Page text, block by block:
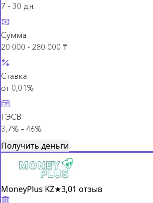
7 – 30 дн.
Сумма
20 000 - 280 000 ₸
Ставка
от 0,01%
ГЭСВ
3,7% – 46%
Получить деньги
MoneyPlus KZ★3,01 отзыв